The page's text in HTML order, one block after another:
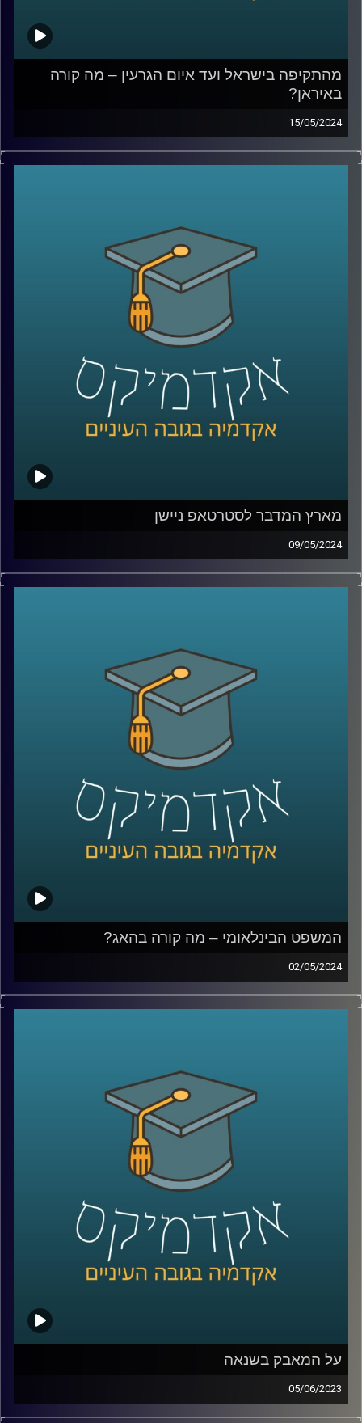
מהתקיפה בישראל ועד איום הגרעין – מה קורה
באיראן?
15/05/2024
בליל ה- 14 באפריל, בזמן שאנחנו חיכינו בחרדה למתקפת
הטילים והכטב"מים מאיראן , היו כאלו גם בצד השני שנכנסו
ברשתות החברתיות הופצו תמונות וסרטונים של אנשים שרצים
להצטייד במצרכים ושתייה ואפילו בדלק מחשש לתגובת נגד
אז מה כל זה אומר על מה שקורה באיראן כרגע?
איתנו בפרק של היום ד״ר מאיר ג'בדנפר, מומחה לפוליטיקה
עכשווית של איראן, בבית הספר לאודר לממשל, דיפלומטיה
ואסטרטגיה באוניברסיטת רייכמן.
קרדיט תמונות:AudioVersity
מארץ המדבר לסטרטאפ ניישן
09/05/2024
שממה חרבה, ענייה ועלובה, ככה תיאר את מדינת ישראל מארק
טווין לפני 150 שנה.
בעולם.למרות אנחנו נמצאים באמצע המדבר המזרח תיכוני,
כשסביבנו לא מעט אויבים שרוצים בהיעלמותנו. ולמרות זאת,
צמחה לה מדינה מערבית לתפארת, אז איך זה קרה? ואיזה
מושגים כלכליים כדאי לכל אחד מאיתנו לדעת
אז איתנו כאן בפרק של היום ד״ר יעל הדס ראשת התכניות
לכלכלה בבית הספר הבינלאומי באוניברסיטת רייכמן.
קרדיט תמונות:AudioVersity
המשפט הבינלאומי – מה קורה בהאג?
02/05/2024
במשך שנים ישראל טענה כי לבית הדין הבינלאומי אין סמכות
לדון בסכסוך הישראלי־פלסטיני, אך כפי שאנחנו יודעים
לישראל ואילו הזדמנויות יש לנו בעת הזו?
כדי לשפוך אור על המצב בהאג הצטרפה אלינו ד"ר דנה וולף,
ראשת חטיבת משפט וביטחון בבית הספר לאודר לממשל,
דיפלומטיה ואסטרטגיה.
AudioVersity
על המאבק בשנאה
05/06/2023
בשנים האחרונות, בעקבות עלייתן של הרשתות החברתיות